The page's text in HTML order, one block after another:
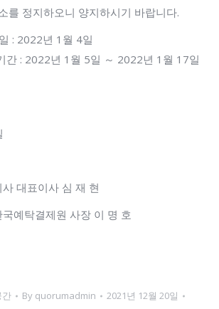
를 정지하오니 양지하시기 바랍니다.
: 2022년 1월 4일
간 : 2022년 1월 5일 ～ 2022년 1월 17일
대표이사 심 재 현
예탁결제원 사장 이 명 호
By quorumadmin
2021년 12월 20일